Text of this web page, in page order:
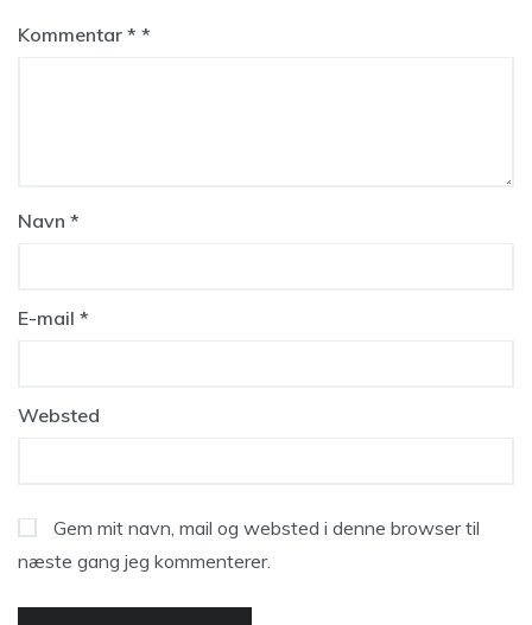
Kommentar *
Navn *
E-mail *
Websted
Gem mit navn, mail og websted i denne browser til
næste gang jeg kommenterer.